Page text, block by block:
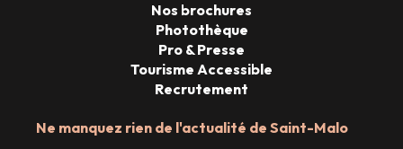
Ne manquez rien de l'actualité de Saint-Malo
Nos brochures
Photothèque
Pro & Presse
Tourisme Accessible
Recrutement